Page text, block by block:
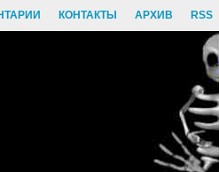
КОНТАКТЫ АРХИВ RSS